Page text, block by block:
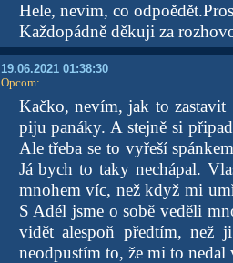
Hele, nevim, co
Každopádně děkuji za
19.06.2021 01:38:30
Opcom:
Kačko, nevím, jak to
piju panáky. A stejně si
Ale třeba se to vyřeší
Já bych to taky nechápal.
mnohem víc, než když mi
S Adél jsme o sobě veděli
vidět alespoň předtím, než
neodpustím to, že mi to